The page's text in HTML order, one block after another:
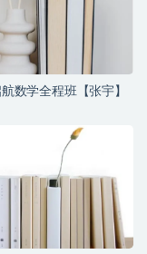
数学全程班【张宇】